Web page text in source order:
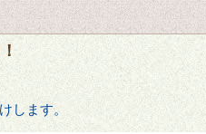
します。